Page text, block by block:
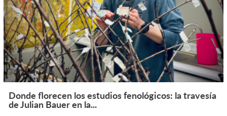
Donde florecen los estudios fenológicos: la travesía
de Julian Bauer en la...